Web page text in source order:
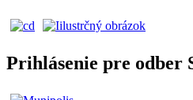
Prihlásenie pre odber